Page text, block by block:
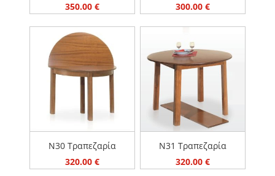
350.00€
300.00 €
Ν30 Τραπεζαρία
320.00€
Ν31 Τραπεζαρία
320.00 €